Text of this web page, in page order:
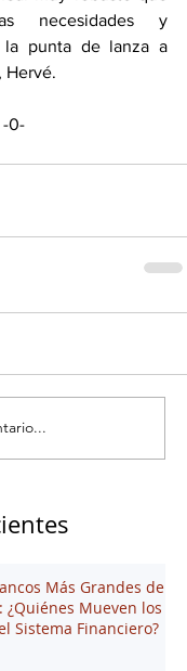
necesidades y
la punta de lanza a
Hervé.
-0-
Más Grandes de
¿Quiénes Mueven los
Sistema Financiero?